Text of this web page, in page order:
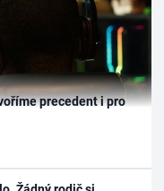
precedent i pro